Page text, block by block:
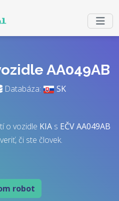
AA049AB
Databáza: SK
o vozidle KIA s EČVAA049AB
či ste človek.
robot